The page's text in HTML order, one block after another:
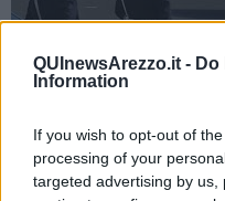
QUInewsArezzo.it -
Information
If you wish to opt-out of
processing of your
targeted advertising by
​Dodici panetti di marijuana
stati rinvenuti dalla